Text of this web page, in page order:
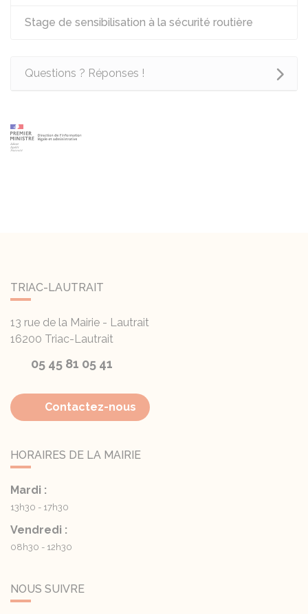
Stage de sensibilisation à la sécurité routière
Questions ? Réponses !
TRIAC-LAUTRAIT
13 rue de la Mairie - Lautrait
16200 Triac-Lautrait
05 45 81 05 41
Contactez-nous
HORAIRES DE LA MAIRIE
Mardi :
13h30 - 17h30
Vendredi :
08h30 - 12h30
NOUS SUIVRE